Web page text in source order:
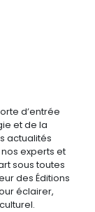
d’entrée
et de la
actualités
experts et
sous toutes
des Éditions
éclairer,